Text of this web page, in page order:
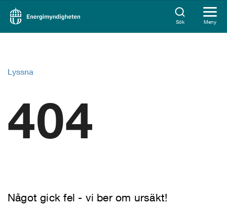
Sök Meny
Lyssna
404
Något gick fel - vi ber om ursäkt!